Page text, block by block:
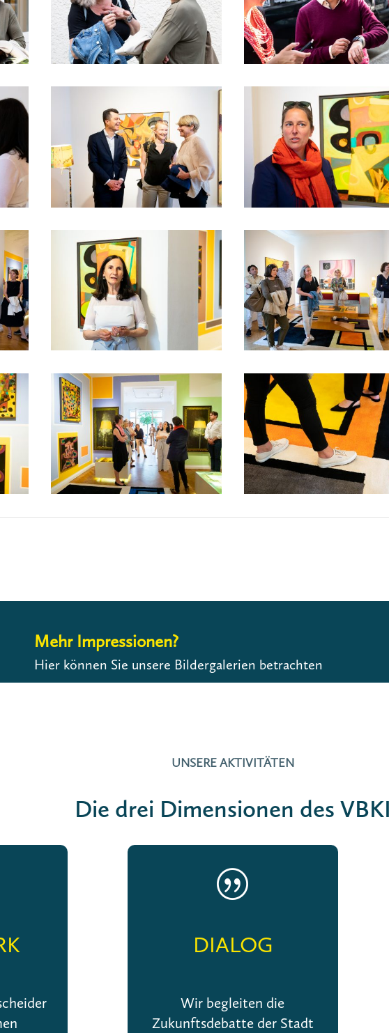
Mehr Impressionen?
Hier können Sie unsere Bildergalerien betrachten
UNSERE AKTIVITÄTEN
Die drei Dimensionen des VBKI
|
DIALOG
Wir begleiten die
Zukunftsdebatte der Stadt